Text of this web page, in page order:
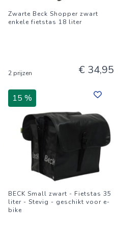
Zwarte Beck Shopper zwart
enkele fietstas 18 liter
2 prijzen € 34,95
15 %
BECK Small zwart - Fietstas 35
liter - Stevig - geschikt voor e-
bike